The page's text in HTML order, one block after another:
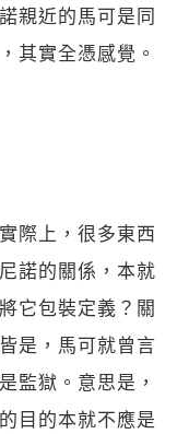
親近的馬可是同
其實全憑感覺。
際上，很多東西
諾的關係，本就
它包裝定義？關
是，馬可就曾言
監獄。意思是，
目的本就不應是